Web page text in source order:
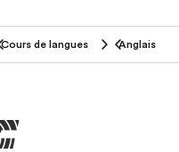
Cours de langues Anglais